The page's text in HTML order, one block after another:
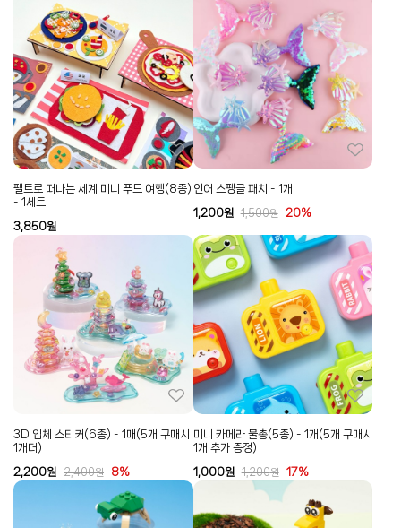
펠트로 떠나는 세계 미니 푸드 여행(8종)
- 1세트
3,850원
인어 스팽글 패치 - 1개
1,200원 1,500원 20%
3D 입체 스티커(6종) - 1매(5개 구매시
1개더)
2,200원 2,400원 8%
미니 카메라 물총(5종) - 1개(5개 구매시
1개 추가 증정)
1,000원 1,200원 17%